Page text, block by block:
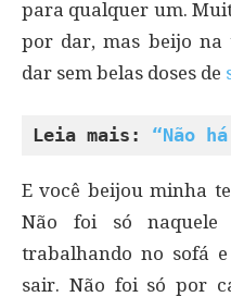
para qualquer um.
por dar, mas beijo na
dar sem belas doses de
Leia mais: “Não
E você beijou minha
Não foi só
trabalhando no sofá
sair. Não foi só por